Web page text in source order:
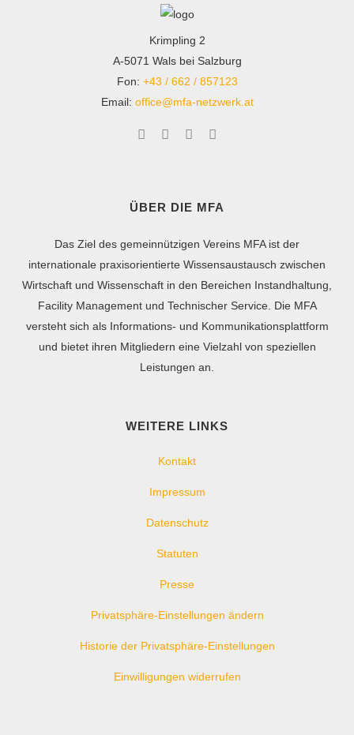
Krimpling 2
A-5071 Wals bei Salzburg
Fon: +43 / 662 / 857123
Email: office@mfa-netzwerk.at
ÜBER DIE MFA
Das Ziel des gemeinnützigen Vereins MFA ist der
internationale praxisorientierte Wissensaustausch zwischen
Wirtschaft und Wissenschaft in den Bereichen Instandhaltung,
Facility Management und Technischer Service. Die MFA
versteht sich als Informations- und Kommunikationsplattform
und bietet ihren Mitgliedern eine Vielzahl von speziellen
Leistungen an.
WEITERE LINKS
Kontakt
Impressum
Datenschutz
Statuten
Presse
Privatsphäre-Einstellungen ändern
Historie der Privatsphäre-Einstellungen
Einwilligungen widerrufen